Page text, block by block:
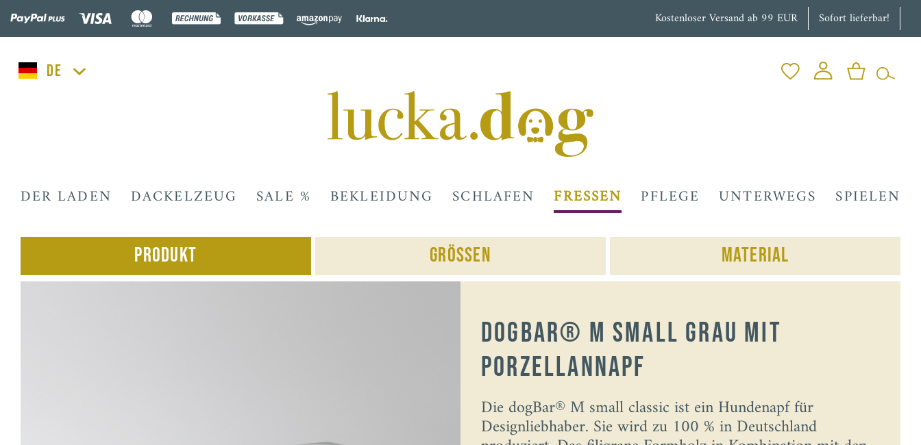
Kostenloser Versand ab 99 EUR Sofort lieferbar!
lucka.dog
DER LADEN DACKELZEUG SALE % BEKLEIDUNG SCHLAFEN FRESSEN PFLEGE UNTERWEGS SPIELEN
Produkt Grössen Material
dogBar® M small Grau mit
Porzellannapf
Die dogBar® M small classic ist ein Hundenapf für
Designliebhaber. Sie wird zu 100 % in Deutschland